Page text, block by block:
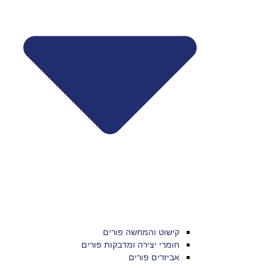
קישוט והמחשה פורים
חומרי יצירה ומדבקות פורים
אביזרים פורים